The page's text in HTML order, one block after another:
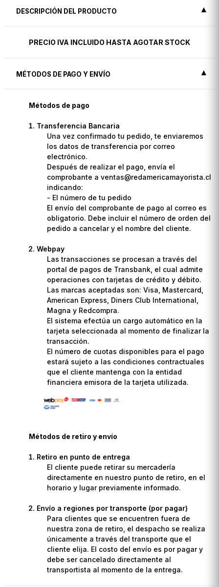
DESCRIPCIÓN DEL PRODUCTO
PRECIO IVA INCLUIDO HASTA AGOTAR STOCK
MÉTODOS DE PAGO Y ENVÍO
Métodos de pago
Transferencia Bancaria
Una vez confirmado tu pedido, te enviaremos
los datos de transferencia por correo
electrónico.
Después de realizar el pago, envía el
comprobante a ventas@redamericamayorista.cl
indicando:
- El número de tu pedido
El envío del comprobante de pago al correo es
obligatorio. Debe incluir el número de orden del
pedido a cancelar y el nombre del cliente.
Webpay
Las transacciones se procesan a través del
portal de pagos de Transbank, el cual admite
operaciones con tarjetas de crédito y débito.
Las marcas aceptadas son: Visa, Mastercard,
American Express, Diners Club International,
Magna y Redcompra.
El sistema efectúa un cargo automático en la
tarjeta seleccionada al momento de finalizar la
transacción.
El número de cuotas disponibles para el pago
estará sujeto a las condiciones contractuales
que el cliente mantenga con la entidad
financiera emisora de la tarjeta utilizada.
Métodos de retiro y envío
Retiro en punto de entrega
El cliente puede retirar su mercadería
directamente en nuestro punto de retiro, en el
horario y lugar previamente informado.
Envío a regiones por transporte (por pagar)
Para clientes que se encuentren fuera de
nuestra zona de retiro, el despacho se realiza
únicamente a través del transporte que el
cliente elija. El costo del envío es por pagar y
debe ser cancelado directamente al
transportista al momento de la entrega.